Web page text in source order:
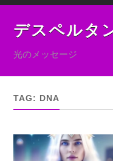
デスペルタ
光のメッセージ
TAG: DNA